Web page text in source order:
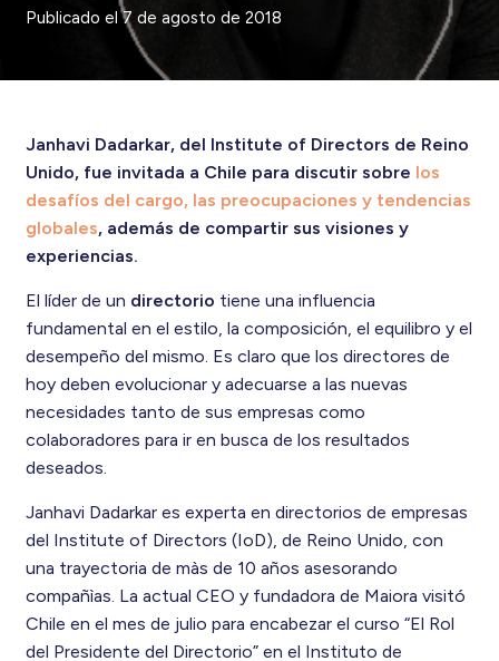
Publicado el7 de agosto de 2018
Janhavi Dadarkar, del Institute of Directors de Reino
Unido, fue invitada a Chile para discutir sobre los
desafíos del cargo, las preocupaciones y tendencias
globales, además de compartir sus visiones y
experiencias.
El líder de un directorio tiene una influencia
fundamental en el estilo, la composición, el equilibro y el
desempeño del mismo. Es claro que los directores de
hoy deben evolucionar y adecuarse a las nuevas
necesidades tanto de sus empresas como
colaboradores para ir en busca de los resultados
deseados.
Janhavi Dadarkar es experta en directorios de empresas
del Institute of Directors (IoD), de Reino Unido, con
una trayectoria de màs de 10 años asesorando
compañìas. La actual CEO y fundadora de Maiora visitó
Chile en el mes de julio para encabezar el curso “El Rol
del Presidente del Directorio” en el Instituto de